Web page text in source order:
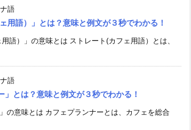
語
用語）」とは？意味と例文が３秒でわかる！
用語）」の意味とは ストレート(カフェ用語）とは、
語
」とは？意味と例文が３秒でわかる！
の意味とは カフェプランナーとは、カフェを総合